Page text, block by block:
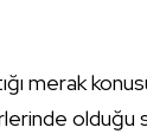
merak
olduğu